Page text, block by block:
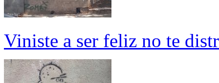
Viniste a ser feliz no te